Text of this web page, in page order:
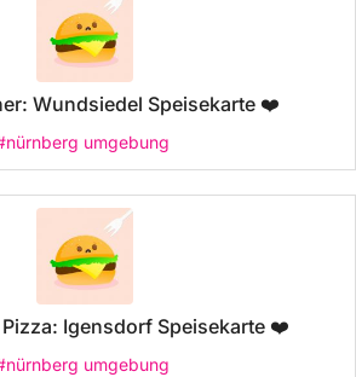
Wundsiedel Speisekarte ❤️
umgebung
Igensdorf Speisekarte ❤️
umgebung